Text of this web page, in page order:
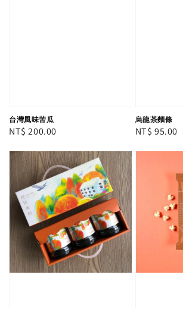
台灣風味苦瓜
Regular
NT$ 200.00
烏龍茶麵條
Regular
NT$ 95.00